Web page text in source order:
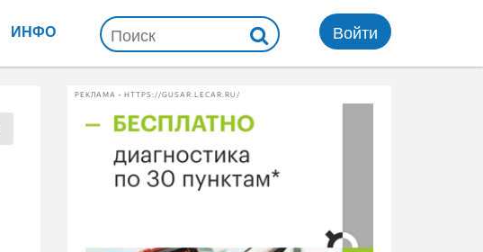
ИНФО Войти
РЕКЛАМА • HTTPS://GUSAR.LECAR.RU/